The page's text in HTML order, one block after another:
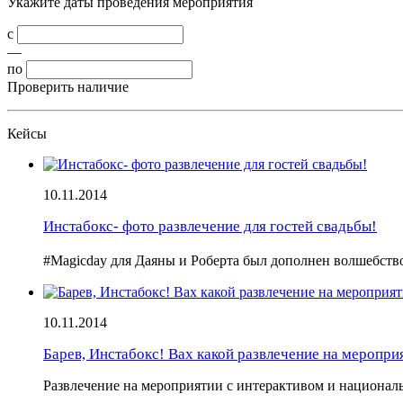
с
—
по
Проверить наличие
Кейсы
10.11.2014
Инстабокс- фото развлечение для гостей свадьбы!
#Magicday для Даяны и Роберта был дополнен
10.11.2014
Барев, Инстабокс! Вах какой развлечение на
Развлечение на мероприятии с интерактивом и